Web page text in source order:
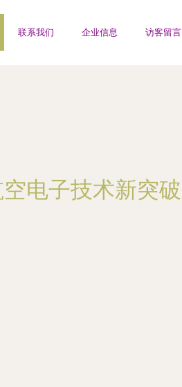
联系我们 企业信息 访客留言
电子技术新突破